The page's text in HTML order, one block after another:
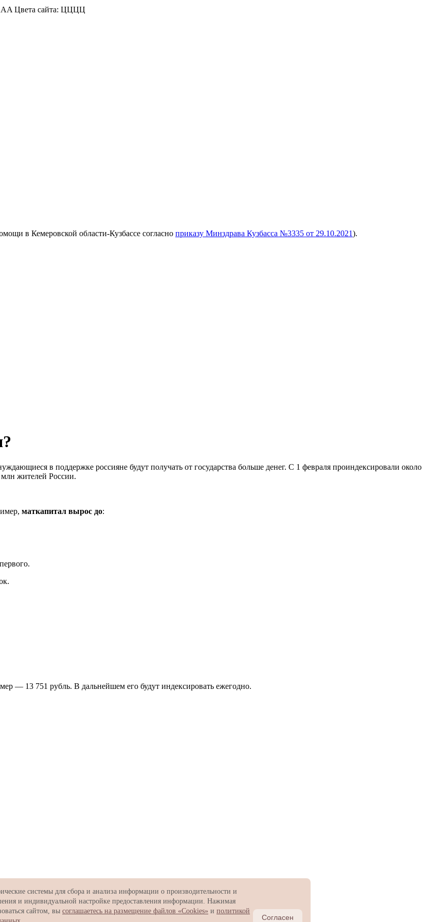
AA Цвета сайта: ЦЦЦЦ
в Кемеровской области-Кузбассе согласно приказу Минздрава Кузбасса №3335 от 29.10.2021).
в поддержке россияне будут получать от государства больше денег. С 1 февраля проиндексировали около
жителей России.
маткапитал вырос до:
— 13 751 рубль. В дальнейшем его будут индексировать ежегодно.
системы для сбора и анализа информации о производительности и
и индивидуальной настройке предоставления информации. Нажимая
сайтом, вы соглашаетесь на размещение файлов «Cookies» и политикой
Согласен